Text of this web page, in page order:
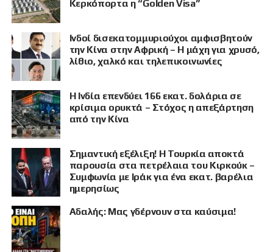
Κερκόπορτα η “Golden Visa”
Ινδοί δισεκατομμυριούχοι αμφισβητούν
την Κίνα στην Αφρική – Η μάχη για χρυσό,
λίθιο, χαλκό και τηλεπικοινωνίες
Η Ινδία επενδύει 166 εκατ. δολάρια σε
κρίσιμα ορυκτά – Στόχος η απεξάρτηση
από την Κίνα
Σημαντική εξέλιξη! Η Τουρκία αποκτά
παρουσία στα πετρέλαια του Κιρκούκ –
Συμφωνία με Ιράκ για ένα εκατ. βαρέλια
ημερησίως
Αδαλής: Μας γδέρνουν στα καύσιμα!